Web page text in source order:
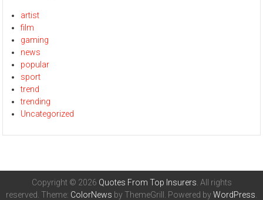
artist
film
gaming
news
popular
sport
trend
trending
Uncategorized
Copyright © 2026 Quotes From Top Insurers . All rights
reserved. Theme: ColorNews by ThemeGrill. Powered byWordPress